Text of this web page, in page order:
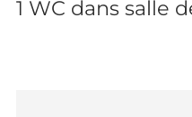
1 WC dans salle